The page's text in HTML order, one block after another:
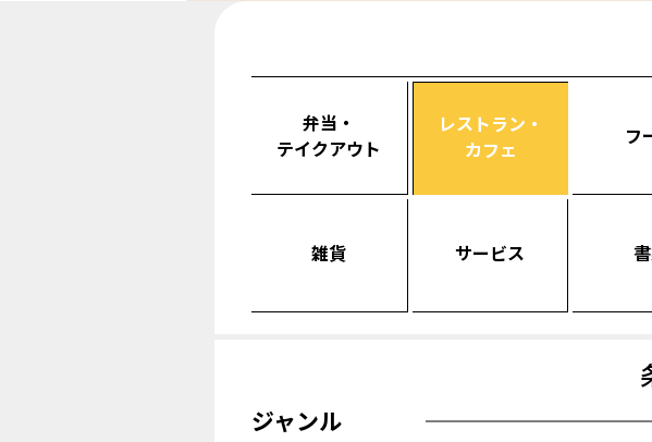
弁当・
テイクアウト
レストラン・
カフェ
フ
雑貨 サービス
ジャンル